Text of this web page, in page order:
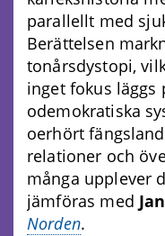
parallellt med
Berättelsen
tonårsdystopi,
inget fokus läggs
odemokratiska
oerhört
relationer och
många upplever
jämföras med
Norden.